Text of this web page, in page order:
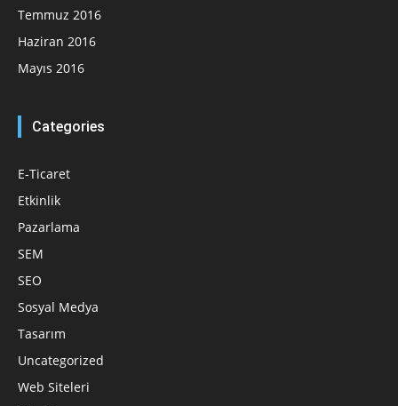
Temmuz 2016
Haziran 2016
Mayıs 2016
Categories
E-Ticaret
Etkinlik
Pazarlama
SEM
SEO
Sosyal Medya
Tasarım
Uncategorized
Web Siteleri